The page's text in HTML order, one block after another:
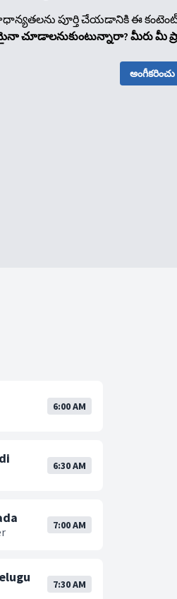
పూర్తి చేయడానికి ఈ కంటెంట్
చూడాలనుకుంటున్నారా? మీరు మీ
అంగీకరించు
6:00 AM
6:30 AM
7:00 AM
7:30 AM